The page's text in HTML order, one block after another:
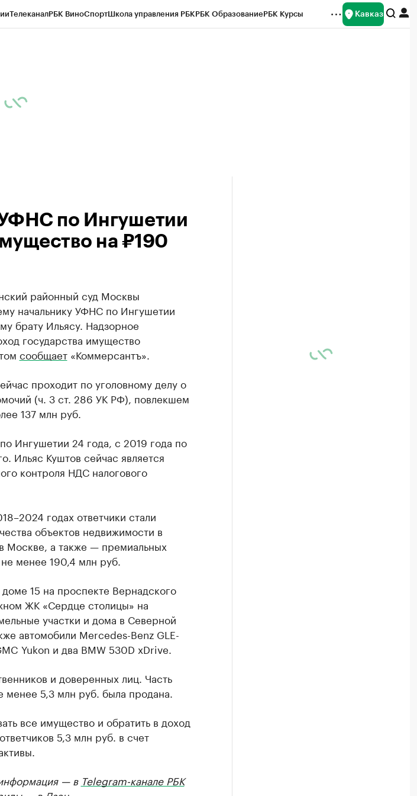
ТелеканалРБК ВиноСпортШкола управления РБКРБК ОбразованиеРБК Курсы Кавказ
по Ингушетии
на ₽190
районный суд Москвы
начальнику УФНС по Ингушетии
брату Ильясу. Надзорное
государства имущество
сообщает«Коммерсантъ».
проходит по уголовному делу о
(ч. 3 ст. 286 УК РФ), повлекшем
137 млн руб.
Ингушетии 24 года, с 2019 года по
Ильяс Куштов сейчас является
контроля НДС налогового
годах ответчики стали
объектов недвижимости в
Москве, а также — премиальных
менее 190,4 млн руб.
15 на проспекте Вернадского
ЖК «Сердце столицы» на
участки и дома в Северной
автомобили Mercedes-Benz GLE-
Yukon и два BMW 530D xDrive.
и доверенных лиц. Часть
5,3 млн руб. была продана.
все имущество и обратить в доход
5,3 млн руб. в счет
— в Telegram-канале РБК